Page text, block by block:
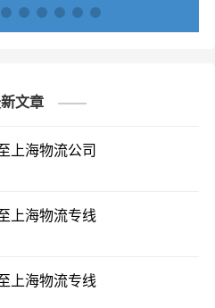
文章
上海物流公司
上海物流专线
上海物流专线